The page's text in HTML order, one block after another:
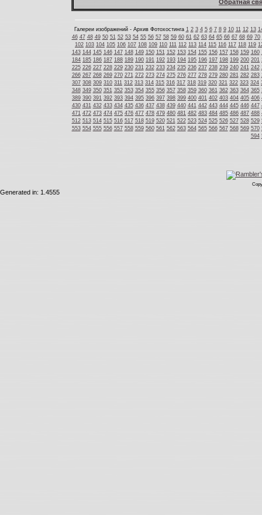
Обратная
Галереи изображений - Архив Фотохостинга 1 2 3 4 5 6 7 8 9 10 11 12 13
46 47 48 49 50 51 52 53 54 55 56 57 58 59 60 61 62 63 64 65 66 67 68 69 70
102 103 104 105 106 107 108 109 110 111 112 113 114 115 116 117 118 119
143 144 145 146 147 148 149 150 151 152 153 154 155 156 157 158 159 160
184 185 186 187 188 189 190 191 192 193 194 195 196 197 198 199 200 201
225 226 227 228 229 230 231 232 233 234 235 236 237 238 239 240 241 242
266 267 268 269 270 271 272 273 274 275 276 277 278 279 280 281 282 283
307 308 309 310 311 312 313 314 315 316 317 318 319 320 321 322 323 324
348 349 350 351 352 353 354 355 356 357 358 359 360 361 362 363 364 365
389 390 391 392 393 394 395 396 397 398 399 400 401 402 403 404 405 406
430 431 432 433 434 435 436 437 438 439 440 441 442 443 444 445 446 447
471 472 473 474 475 476 477 478 479 480 481 482 483 484 485 486 487 488
512 513 514 515 516 517 518 519 520 521 522 523 524 525 526 527 528 529
553 554 555 556 557 558 559 560 561 562 563 564 565 566 567 568 569 570
594
Generated in: 1.4555